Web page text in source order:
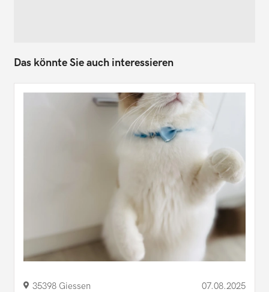
Das könnte Sie auch interessieren
35398 Giessen 07.08.2025